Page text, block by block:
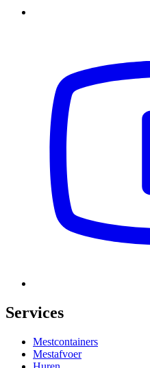
Services
Mestcontainers
Mestafvoer